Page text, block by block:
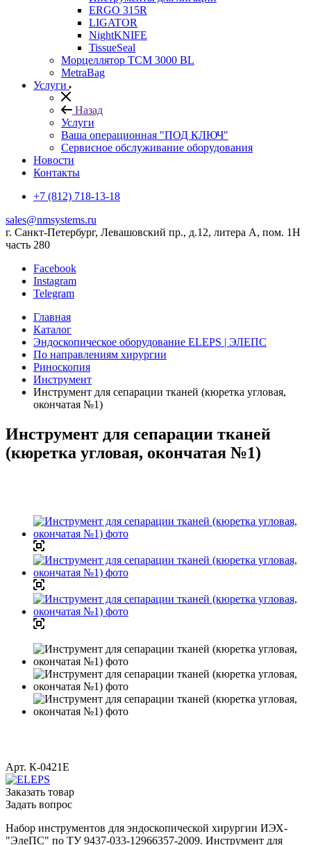
ERGO 315R
LIGATOR
NightKNIFE
TissueSeal
Морцеллятор ТСМ 3000 BL
MetraBag
Услуги
Назад
Услуги
Ваша операционная "ПОД КЛЮЧ"
Сервисное обслуживание оборудования
Новости
Контакты
+7 (812) 718-13-18
sales@nmsystems.ru
г. Санкт-Петербург, Левашовский пр., д.12, литера А, пом. 1Н
часть 280
Facebook
Instagram
Telegram
Главная
Каталог
Эндоскопическое оборудование ELEPS | ЭЛЕПС
По направлениям хирургии
Риноскопия
Инструмент
Инструмент для сепарации тканей (кюретка угловая,
окончатая №1)
Инструмент для сепарации тканей
(кюретка угловая, окончатая №1)
Арт. К-0421Е
Заказать товар
Задать вопрос
Набор инструментов для эндоскопической хирургии ИЭХ-
"ЭлеПС" по ТУ 9437-033-12966357-2009. Инструмент для